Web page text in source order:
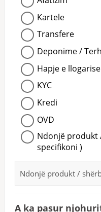
Kartele
Transfere
Deponime /
Hapje e llogarise
KYC
Kredi
OVD
Ndonjë produkt
specifikoni )
A ka pasur njohuritë e mjaftueshme stafin